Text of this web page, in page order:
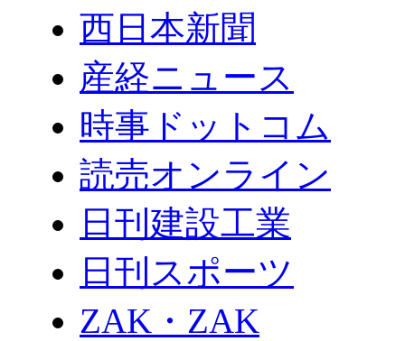
西日本新聞
産経ニュース
時事ドットコム
読売オンライン
日刊建設工業
日刊スポーツ
ZAK・ZAK